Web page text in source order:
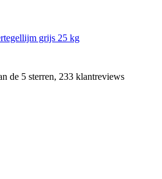
grijs 25 kg
de 5 sterren, 233 klantreviews